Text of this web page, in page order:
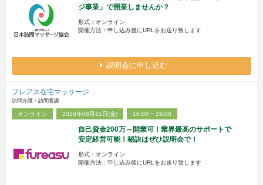
ジ事業」で開業しませんか？
形式：オンライン
開催方法：申し込み後にURLをお送り致します
説明会に申し込む
フレアス在宅マッサージ
訪問介護・訪問看護
オンライン 2026年08月21日(金) 10:00 ~ 19:00
自己資金200万～開業可！業界最高のサポートで
安定経営可能！秘訣はぜひ説明会で！
形式：オンライン
開催方法：申し込み後にURLをお送り致します